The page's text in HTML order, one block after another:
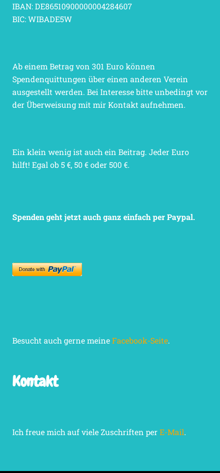
IBAN: DE86510900000004284607
BIC: WIBADE5W
Ab einem Betrag von 301 Euro können
Spendenquittungen über einen anderen Verein
ausgestellt werden. Bei Interesse bitte unbedingt vor
der Überweisung mit mir Kontakt aufnehmen.
Ein klein wenig ist auch ein Beitrag. Jeder Euro
hilft! Egal ob 5 €, 50 € oder 500 €.
Spenden geht jetzt auch ganz einfach per Paypal.
Besucht auch gerne meineFacebook-Seite.
Kontakt
Ich freue mich auf viele Zuschriften perE-Mail.